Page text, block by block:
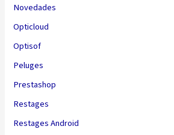
Novedades
Opticloud
Optisof
Peluges
Prestashop
Restages
Restages Android